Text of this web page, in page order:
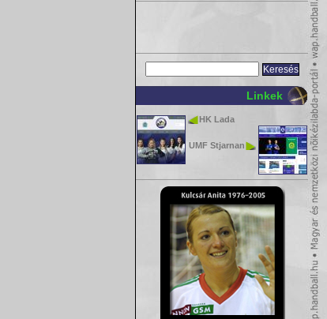
Linkek
HK Lada
UMF Stjarnan